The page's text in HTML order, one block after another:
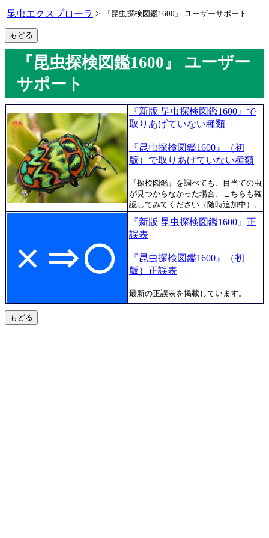
昆虫エクスプローラ > 『昆虫探検図鑑1600』 ユーザーサポート
『昆虫探検図鑑1600』 ユーザー
サポート
『新版 昆虫探検図鑑1600』で
取りあげていない種類
『昆虫探検図鑑1600』（初
版）で取りあげていない種類
『探検図鑑』を調べても、目当ての虫
が見つからなかった場合、こちらも確
認してみてください（随時追加中）。
『新版 昆虫探検図鑑1600』正
誤表
『昆虫探検図鑑1600』（初
版）正誤表
最新の正誤表を掲載しています。